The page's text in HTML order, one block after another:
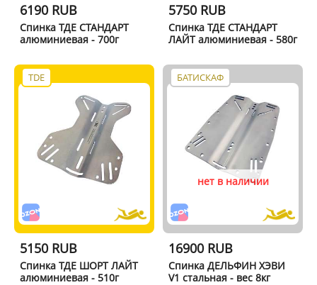
6190 RUB
Спинка ТДЕ СТАНДАРТ
алюминиевая - 700г
5750 RUB
Спинка ТДЕ СТАНДАРТ
ЛАЙТ алюминиевая - 580г
TDE
5150 RUB
Спинка ТДЕ ШОРТ ЛАЙТ
алюминиевая - 510г
БАТИСКАФ
нет в наличии
16900 RUB
Спинка ДЕЛЬФИН ХЭВИ
V1 стальная - вес 8кг